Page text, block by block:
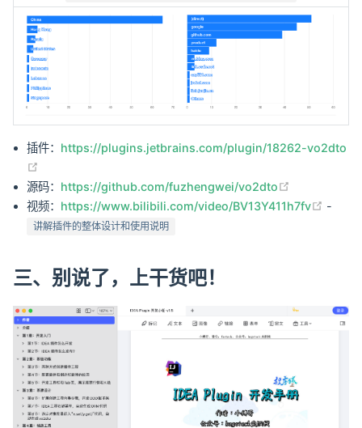
插件： https://plugins.jetbrains.com/plugin/18262-vo2dto
源码： https://github.com/fuzhengwei/vo2dto
视频： https://www.bilibili.com/video/BV13Y411h7fv -
讲解插件的整体设计和使用说明
三、别说了，上干货吧！